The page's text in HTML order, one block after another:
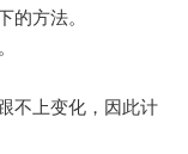
方法。
不上变化，因此计